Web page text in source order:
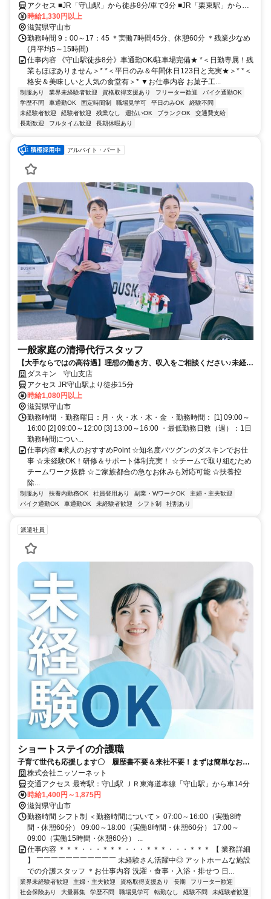
アクセス ■JR「守山駅」から徒歩8分/車で3分 ■JR「栗東駅」から車
で6分 ■JR「野洲駅」から車で10分 ■JR「手原駅」から車で9分
時給1,330円以上
滋賀県守山市
勤務時間 9：00～17：45 ＊実働7時間45分、休憩60分 ＊残業少なめ
(月平均5～15時間)
仕事内容 《守山駅徒歩8分》車通勤OK/駐車場完備★ *＜日勤専属！残
業もほぼありません＞* *＜平日のみ＆年間休日123日と充実★＞* *＜
格安＆美味しいと人気の食堂有＞* ▼お仕事内容 お菓子工...
制服あり 業界未経験者歓迎 資格取得支援あり フリーター歓迎
バイク通勤OK
学歴不問
車通勤OK 固定時間制 職場見学可 平日のみOK
経験不問
未経験者歓迎
経験者歓迎 残業なし 週払いOK ブランクOK
交通費支給
長期歓迎
フルタイム歓迎 長期休暇あり
アルバイト・パート
一般家庭の清掃代行スタッフ
【大手ならではの高待遇】理想の働き方、収入をご相談ください♪未経験
歓迎！
ダスキン 守山支店
アクセス JR守山駅より徒歩15分
時給1,080円以上
滋賀県守山市
勤務時間 ・勤務曜日：月・火・水・木・金 ・勤務時間： [1] 09:00～
16:00 [2] 09:00～12:00 [3] 13:00～16:00 ・最低勤務日数（週）：1日
勤務時間につい...
仕事内容 ■求人のおすすめPoint ☆知名度バツグンのダスキンでお仕
事 ☆未経験OK！研修＆サポート体制充実！ ☆チームで取り組むため
チームワーク抜群 ☆ご家族都合の急なお休みも対応可能 ☆扶養控
除...
制服あり 扶養内勤務OK 社員登用あり 副業・WワークOK
主婦・主夫歓迎
バイク通勤OK
車通勤OK 未経験者歓迎 シフト制 社割あり
派遣社員
ショートステイの介護職
子育て世代も応援します〇 履歴書不要＆来社不要！まずは簡単なお仕
事から始めましょう！
株式会社ニッソーネット
交通アクセス 最寄駅：守山駅 ＪＲ東海道本線「守山駅」から車14分
時給1,400円～1,875円
滋賀県守山市
勤務時間 シフト制 ＜勤務時間について＞ 07:00～16:00（実働8時
間・休憩60分） 09:00～18:00（実働8時間・休憩60分） 17:00～
09:00（実働15時間・休憩60分） ...
仕事内容 ＊＊＊・・・＊＊＊・・・＊＊＊・・・＊＊＊ 【 業務詳細
】 ￣￣￣￣￣￣￣￣￣￣￣ 未経験さん活躍中◎ アットホームな施設
での介護スタッフ ＊お仕事内容 洗濯・食事・入浴・排せつ 日...
業界未経験者歓迎 主婦・主夫歓迎 資格取得支援あり 長期
フリーター歓迎
社会保険あり
大量募集 学歴不問 職場見学可 転勤なし 経験不問
未経験者歓迎